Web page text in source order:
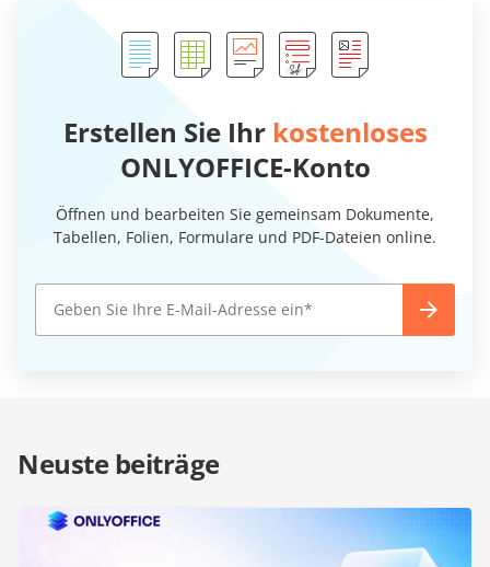
Erstellen Sie Ihr kostenloses
ONLYOFFICE-Konto
Öffnen und bearbeiten Sie gemeinsam Dokumente,
Tabellen, Folien, Formulare und PDF-Dateien online.
Neuste beiträge